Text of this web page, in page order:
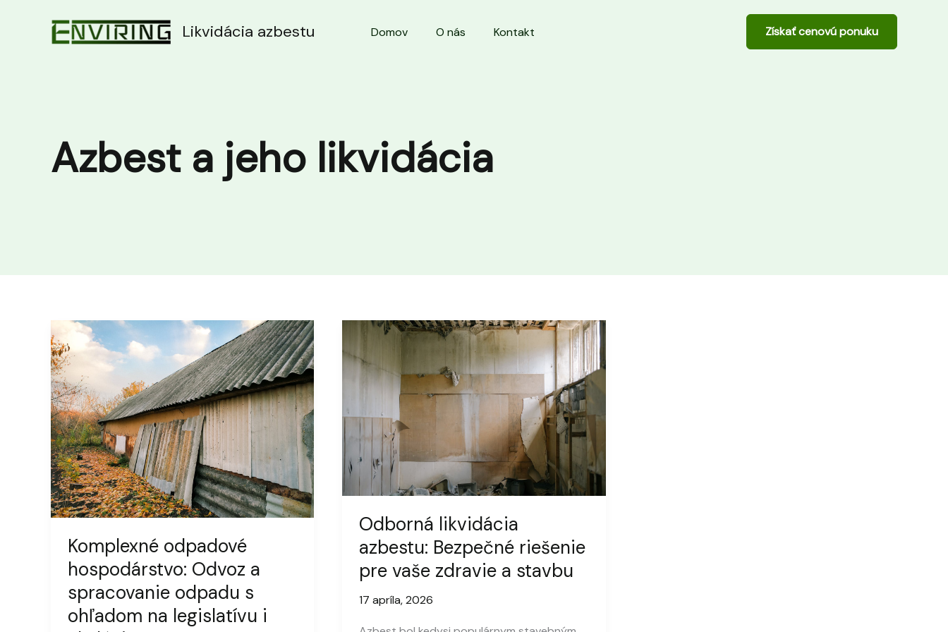
Likvidácia azbestu Domov O nás Kontakt Získať cenovú ponuku
Azbest a jeho likvidácia
Komplexné odpadové
hospodárstvo: Odvoz a
spracovanie odpadu s
ohľadom na legislatívu i
Odborná likvidácia
azbestu: Bezpečné riešenie
pre vaše zdravie a stavbu
17 apríla, 2026